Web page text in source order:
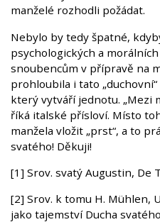
manželé rozhodli požádat.
Nebylo by tedy špatné,
psychologických a
snoubencům v přípravě na
prohloubila i tato
který vytváří jednotu. „Mezi
říká italské přísloví. Místo
manžela vložit „prst“, a to
svatého! Děkuji!
[1] Srov. svatý Augustin, De
[2] Srov. k tomu H. Mühlen,
jako tajemství Ducha